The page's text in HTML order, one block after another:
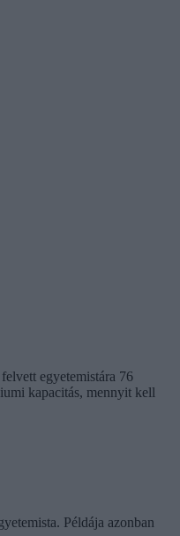
egyetemistára 76
kapacitás, mennyit kell
Példája azonban